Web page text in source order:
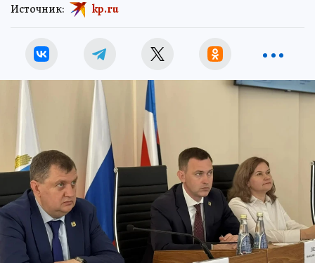
Источник: kp.ru